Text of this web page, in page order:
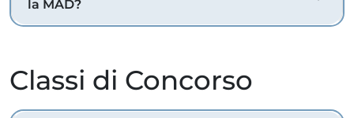
la MAD?
Classi di Concorso